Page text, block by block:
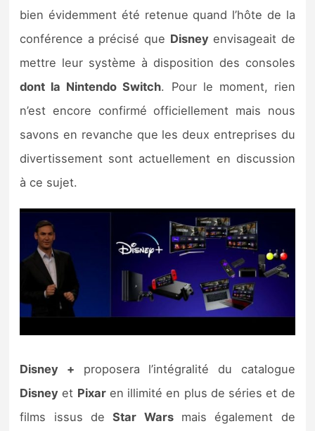
Sorties de jeux
Bons plans
Guides
bien évidemment été retenue quand l’hôte de la
conférence a précisé que Disneyenvisageait de
mettre leur système à disposition des consoles
dont la Nintendo Switch. Pour le moment, rien
n’est encore confirmé officiellement mais nous
savons en revanche que les deux entreprises du
divertissement sont actuellement en discussion
à ce sujet.
Disney + proposera l’intégralité du catalogue
Disney et Pixaren illimité en plus de séries et de
films issus deStar Warsmais également de